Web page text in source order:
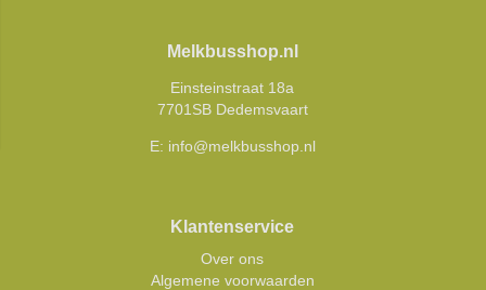
Melkbusshop.nl
Einsteinstraat 18a
7701SB Dedemsvaart
E: info@melkbusshop.nl
Klantenservice
Over ons
Algemene voorwaarden